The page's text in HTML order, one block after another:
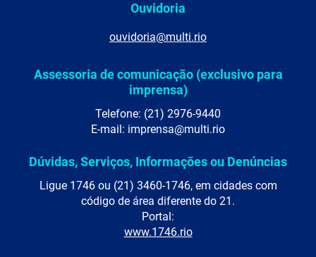
Ouvidoria
ouvidoria@multi.rio
Assessoria de comunicação (exclusivo para
imprensa)
Telefone: (21) 2976-9440
E-mail: imprensa@multi.rio
Dúvidas, Serviços, Informações ou Denúncias
Ligue 1746 ou (21) 3460-1746, em cidades com
código de área diferente do 21.
Portal:
www.1746.rio